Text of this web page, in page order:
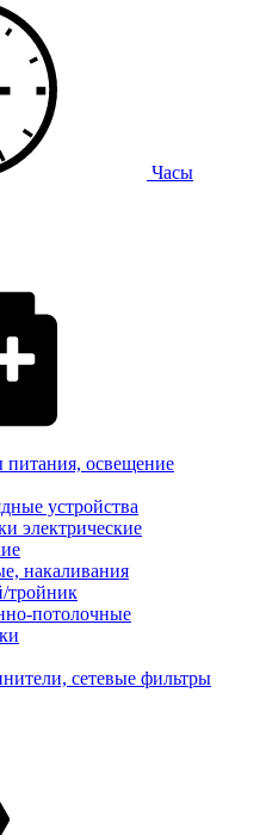
Часы
питания, освещение
устройства
электрические
накаливания
тройник
потолочные
сетевые фильтры